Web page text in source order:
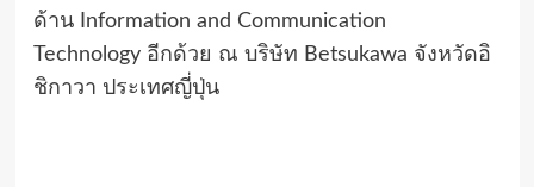
ด้าน
Information and Communication
Technology อีกด้วย ณ บริษัท Betsukawa จังหวัดอิ
ชิกาวา ประเทศญี่ปุ่น